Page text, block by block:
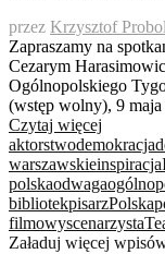
przez Krzysztof
Zapraszamy na
Cezarym
Ogólnopolskiego
(wstęp wolny), 9 maja
Czytaj więcej
aktorstwodemokracja
warszawskieinspiracja
polskaodwaga
bibliotekpisarzPolska
filmowyscenarzysta
Załaduj więcej